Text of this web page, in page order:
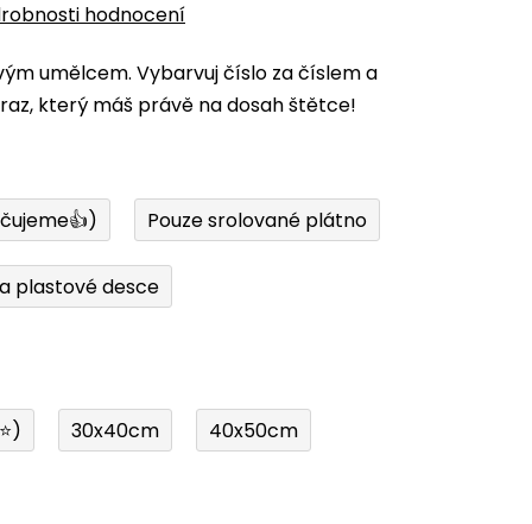
hodnocení
umělcem. Vybarvuj číslo za číslem a
který máš právě na dosah štětce!
Pouze srolované plátno
plastové desce
30x40cm 40x50cm